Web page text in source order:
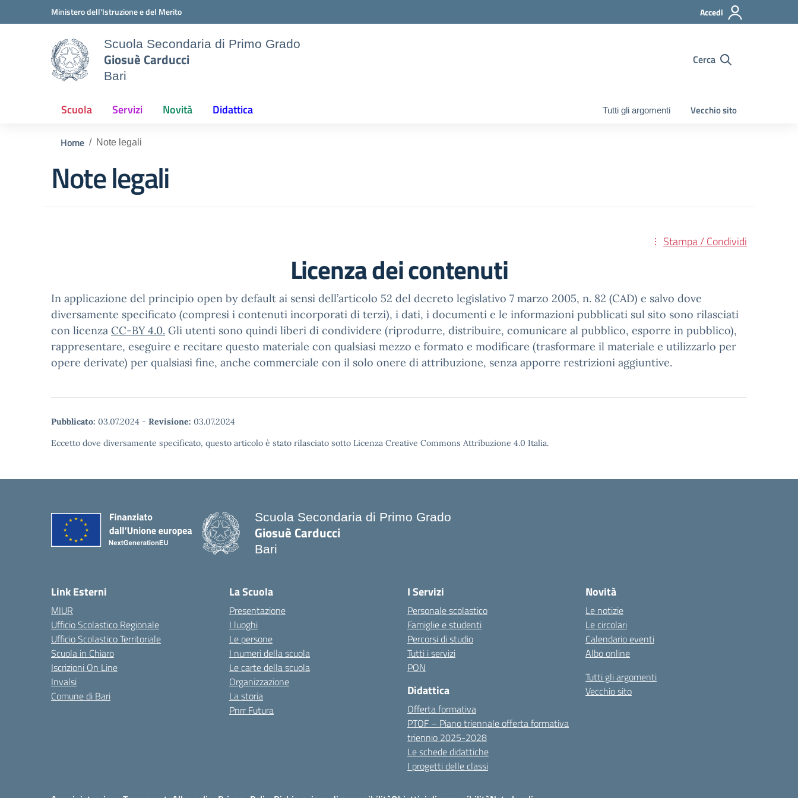
Vai ai contenuti
Vai al menu di navigazioneMinistero dell'Istruzione e del Merito Accedi
Scuola Secondaria di Primo Grado
Giosuè Carducci
Bari
Cerca
Scuola Servizi Novità Didattica Tutti gli argomenti Vecchio sito
Home Note legali
Note legali
Stampa / Condividi
Licenza dei contenuti
In applicazione del principio open by default ai sensi dell’articolo 52 del decreto legislativo 7 marzo 2005, n. 82 (CAD) e salvo dove
diversamente specificato (compresi i contenuti incorporati di terzi), i dati, i documenti e le informazioni pubblicati sul sito sono rilasciati
con licenza CC-BY 4.0. Gli utenti sono quindi liberi di condividere (riprodurre, distribuire, comunicare al pubblico, esporre in pubblico),
rappresentare, eseguire e recitare questo materiale con qualsiasi mezzo e formato e modificare (trasformare il materiale e utilizzarlo per
opere derivate) per qualsiasi fine, anche commerciale con il solo onere di attribuzione, senza apporre restrizioni aggiuntive.
Pubblicato: 03.07.2024 - Revisione: 03.07.2024
Eccetto dove diversamente specificato, questo articolo è stato rilasciato sotto Licenza Creative Commons Attribuzione 4.0 Italia.
Scuola Secondaria di Primo Grado
Giosuè Carducci
Bari
Link Esterni
MIUR
Ufficio Scolastico Regionale
Ufficio Scolastico Territoriale
Scuola in Chiaro
Iscrizioni On Line
Invalsi
Comune di Bari
La Scuola
Presentazione
I luoghi
Le persone
I numeri della scuola
Le carte della scuola
Organizzazione
La storia
Pnrr Futura
I Servizi
Personale scolastico
Famiglie e studenti
Percorsi di studio
Tutti i servizi
PON
Didattica
Offerta formativa
PTOF – Piano triennale offerta formativa
triennio 2025-2028
Le schede didattiche
I progetti delle classi
Novità
Le notizie
Le circolari
Calendario eventi
Albo online
Tutti gli argomenti
Vecchio sito